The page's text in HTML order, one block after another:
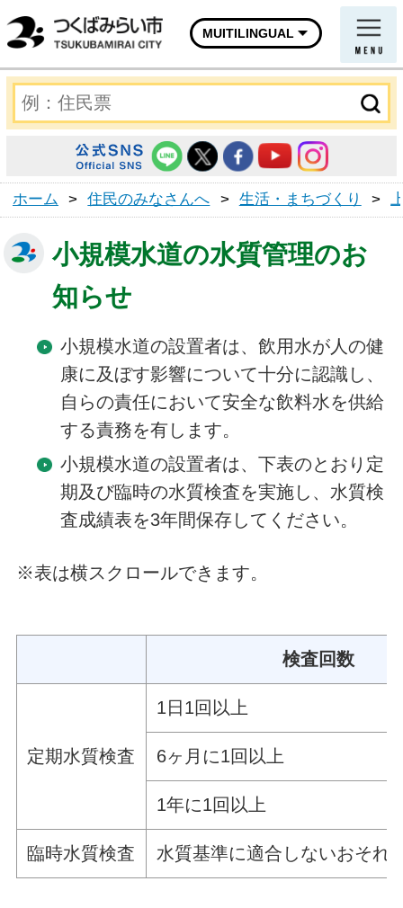
MUITILINGUAL
ホーム > 住民のみなさんへ > 生活・まちづくり >
小規模水道の水質管理のお
知らせ
小規模水道の設置者は、飲用水が人の健
康に及ぼす影響について十分に認識し、
自らの責任において安全な飲料水を供給
する責務を有します。
小規模水道の設置者は、下表のとおり定
期及び臨時の水質検査を実施し、水質検
査成績表を3年間保存してください。
※表は横スクロールできます。
検査回数
定期水質検査
1日1回以上
6ヶ月に1回以上
1年に1回以上
臨時水質検査 水質基準に適合しないおそれ